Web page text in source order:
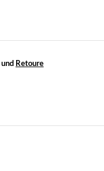
und Retoure